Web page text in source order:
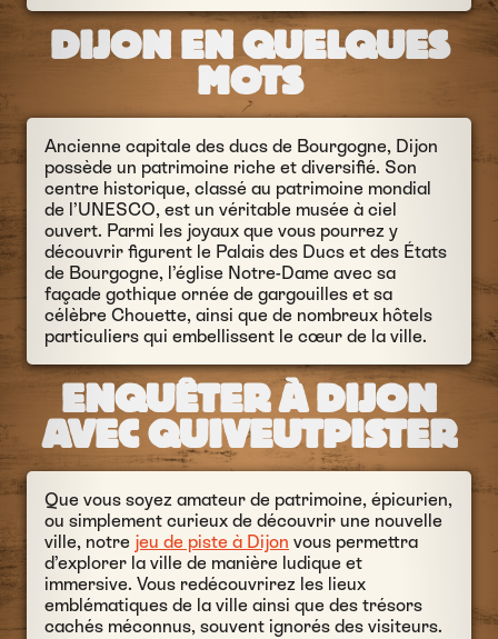
DIJON EN QUELQUES
MOTS
Ancienne capitale des ducs de Bourgogne, Dijon
possède un patrimoine riche et diversifié. Son
centre historique, classé au patrimoine mondial
de l’UNESCO, est un véritable musée à ciel
ouvert. Parmi les joyaux que vous pourrez y
découvrir figurent le Palais des Ducs et des États
de Bourgogne, l’église Notre-Dame avec sa
façade gothique ornée de gargouilles et sa
célèbre Chouette, ainsi que de nombreux hôtels
particuliers qui embellissent le cœur de la ville.
ENQUÊTER À DIJON
AVEC QUIVEUTPISTER
Que vous soyez amateur de patrimoine, épicurien,
ou simplement curieux de découvrir une nouvelle
ville, notre jeu de piste à Dijon vous permettra
d’explorer la ville de manière ludique et
immersive. Vous redécouvrirez les lieux
emblématiques de la ville ainsi que des trésors
cachés méconnus, souvent ignorés des visiteurs.